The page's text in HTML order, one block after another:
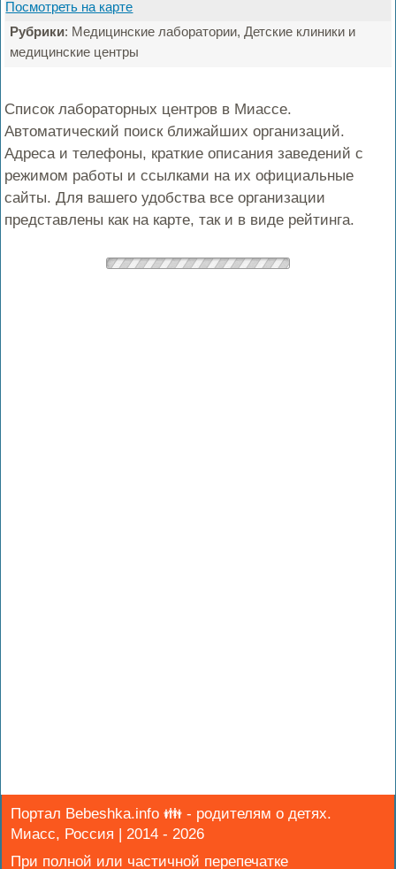
Посмотреть на карте
Рубрики: Медицинские лаборатории, Детские клиники и
медицинские центры
Список лабораторных центров в Миассе.
Автоматический поиск ближайших организаций.
Адреса и телефоны, краткие описания заведений с
режимом работы и ссылками на их официальные
сайты. Для вашего удобства все организации
представлены как на карте, так и в виде рейтинга.
Портал Bebeshka.info 👪 - родителям о детях.
Миасс, Россия | 2014 - 2026
При полной или частичной перепечатке